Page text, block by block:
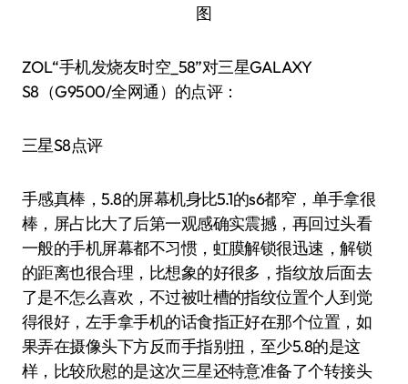
图
ZOL“手机发烧友时空_58”对三星GALAXY
S8（G9500/全网通）的点评：
三星S8点评
手感真棒，5.8的屏幕机身比5.1的s6都窄，单手拿很
棒，屏占比大了后第一观感确实震撼，再回过头看
一般的手机屏幕都不习惯，虹膜解锁很迅速，解锁
的距离也很合理，比想象的好很多，指纹放后面去
了是不怎么喜欢，不过被吐槽的指纹位置个人到觉
得很好，左手拿手机的话食指正好在那个位置，如
果弄在摄像头下方反而手指别扭，至少5.8的是这
样，比较欣慰的是这次三星还特意准备了个转接头